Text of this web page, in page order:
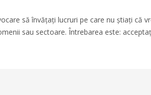
să învățați lucruri pe care nu știați că
sau sectoare. Întrebarea este: